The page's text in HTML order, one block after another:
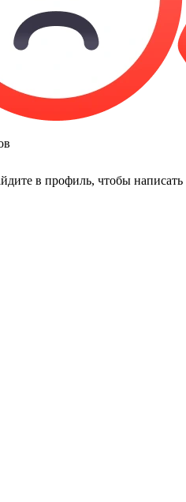
в профиль, чтобы написать